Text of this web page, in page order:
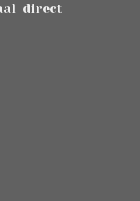
direct